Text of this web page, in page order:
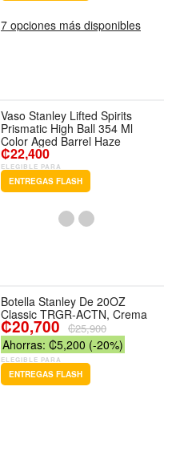
7 opciones más disponibles
Vaso Stanley Lifted Spirits
Prismatic High Ball 354 Ml
Color Aged Barrel Haze
₡22,400
ELEGIBLE PARA
ENTREGAS FLASH
Botella Stanley De 20OZ
Classic TRGR-ACTN, Crema
₡20,700 ₡25,900
Ahorras: ₡5,200 (-20%)
ELEGIBLE PARA
ENTREGAS FLASH